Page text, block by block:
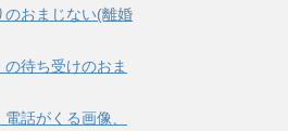
のおまじない(離婚
待ち受けのおま
話がくる画像、